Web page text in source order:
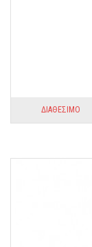
ΔΙΑΘΕΣΙΜΟ